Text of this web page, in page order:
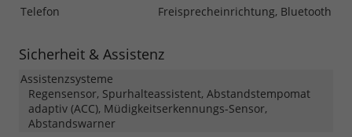
Telefon
Freisprecheinrichtung, Bluetooth
Sicherheit & Assistenz
Assistenzsysteme
Regensensor, Spurhalteassistent, Abstandstempomat
adaptiv (ACC), Müdigkeitserkennungs-Sensor,
Abstandswarner